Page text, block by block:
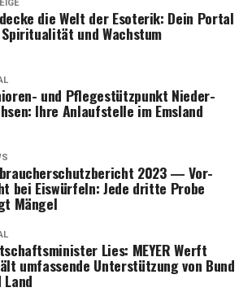
die Welt der Eso­te­rik: Dein Por­tal
und Wachstum
und Pfle­ge­stütz­punkt Nie­der­
Ihre Anlauf­stel­le im Emsland
2023 — Vor­
bei Eis­wür­feln: Jede drit­te Pro­be
Mängel
Lies: MEYER Werft
umfas­sen­de Unter­stüt­zung von Bund
Land